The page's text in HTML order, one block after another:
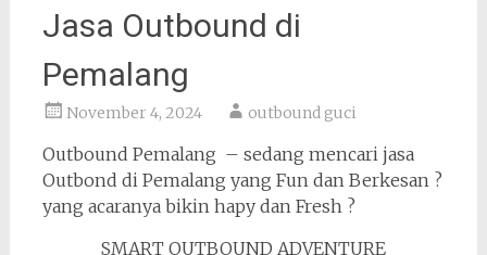
Jasa Outbound di
Pemalang
November 4, 2024 outbound guci
Outbound Pemalang – sedang mencari jasa
Outbond di Pemalang yang Fun dan Berkesan ?
yang acaranya bikin hapy dan Fresh ?
SMART OUTBOUND ADVENTURE